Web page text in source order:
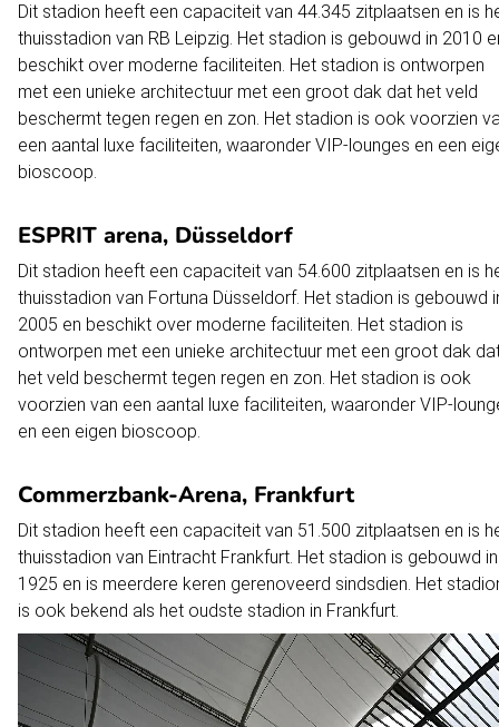
Dit stadion heeft een capaciteit van 44.345 zitplaatsen en is
thuisstadion van RB Leipzig. Het stadion is gebouwd in 2010
beschikt over moderne faciliteiten. Het stadion is ontworpen
met een unieke architectuur met een groot dak dat het veld
beschermt tegen regen en zon. Het stadion is ook voorzien
een aantal luxe faciliteiten, waaronder VIP-lounges en een
bioscoop.
ESPRIT arena, Düsseldorf
Dit stadion heeft een capaciteit van 54.600 zitplaatsen en is
thuisstadion van Fortuna Düsseldorf. Het stadion is gebouwd
2005 en beschikt over moderne faciliteiten. Het stadion is
ontworpen met een unieke architectuur met een groot dak
het veld beschermt tegen regen en zon. Het stadion is ook
voorzien van een aantal luxe faciliteiten, waaronder VIP-
en een eigen bioscoop.
Commerzbank-Arena, Frankfurt
Dit stadion heeft een capaciteit van 51.500 zitplaatsen en is
thuisstadion van Eintracht Frankfurt. Het stadion is gebouwd in
1925 en is meerdere keren gerenoveerd sindsdien. Het
is ook bekend als het oudste stadion in Frankfurt.